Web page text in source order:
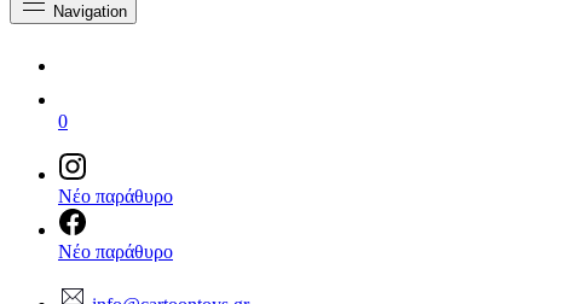
Navigation
0
Νέο παράθυρο
Νέο παράθυρο